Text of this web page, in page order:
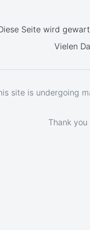
Seite wird
Vielen
site is undergoing
Thank